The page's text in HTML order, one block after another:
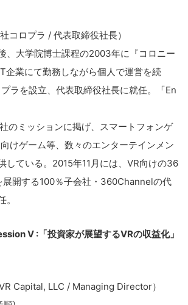
コロプラ / 代表取締役社長）
、大学院博士課程の2003年に『コロニー
企業にて勤務しながら個人で運営を続
ラを設立、代表取締役社長に就任。「En
のミッションに掲げ、スマートフォンゲ
けゲーム等、数々のエンターテインメン
している。2015年11月には、VR向けの36
展開する100％子会社・360Channelの代
V :「投資家が展望するVRの収益化」
Capital, LLC / Managing Director）